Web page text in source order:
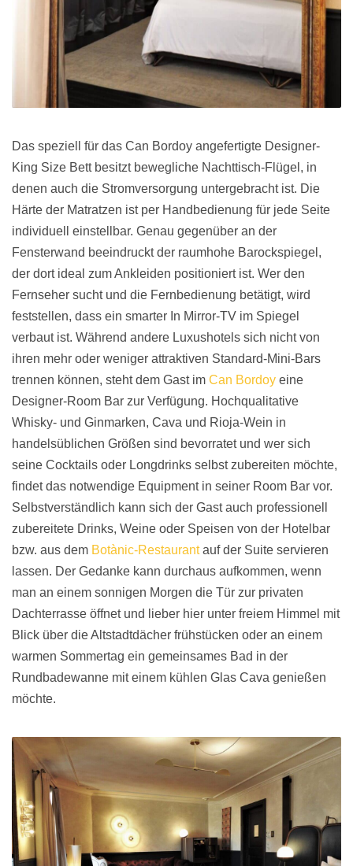
Das speziell für das Can Bordoy angefertigte Designer-
King Size Bett besitzt bewegliche Nachttisch-Flügel, in
denen auch die Stromversorgung untergebracht ist. Die
Härte der Matratzen ist per Handbedienung für jede Seite
individuell einstellbar. Genau gegenüber an der
Fensterwand beeindruckt der raumhohe Barockspiegel,
der dort ideal zum Ankleiden positioniert ist. Wer den
Fernseher sucht und die Fernbedienung betätigt, wird
feststellen, dass ein smarter In Mirror-TV im Spiegel
verbaut ist. Während andere Luxushotels sich nicht von
ihren mehr oder weniger attraktiven Standard-Mini-Bars
trennen können, steht dem Gast im Can Bordoy eine
Designer-Room Bar zur Verfügung. Hochqualitative
Whisky- und Ginmarken, Cava und Rioja-Wein in
handelsüblichen Größen sind bevorratet und wer sich
seine Cocktails oder Longdrinks selbst zubereiten möchte,
findet das notwendige Equipment in seiner Room Bar vor.
Selbstverständlich kann sich der Gast auch professionell
zubereitete Drinks, Weine oder Speisen von der Hotelbar
bzw. aus dem Botànic-Restaurantauf der Suite servieren
lassen. Der Gedanke kann durchaus aufkommen, wenn
man an einem sonnigen Morgen die Tür zur privaten
Dachterrasse öffnet und lieber hier unter freiem Himmel mit
Blick über die Altstadtdächer frühstücken oder an einem
warmen Sommertag ein gemeinsames Bad in der
Rundbadewanne mit einem kühlen Glas Cava genießen
möchte.